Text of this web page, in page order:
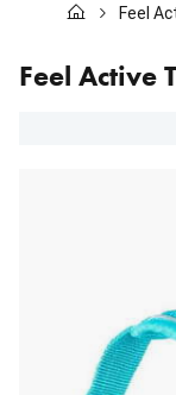
Kissat
Tuotemerkit
Feel
Feel Active